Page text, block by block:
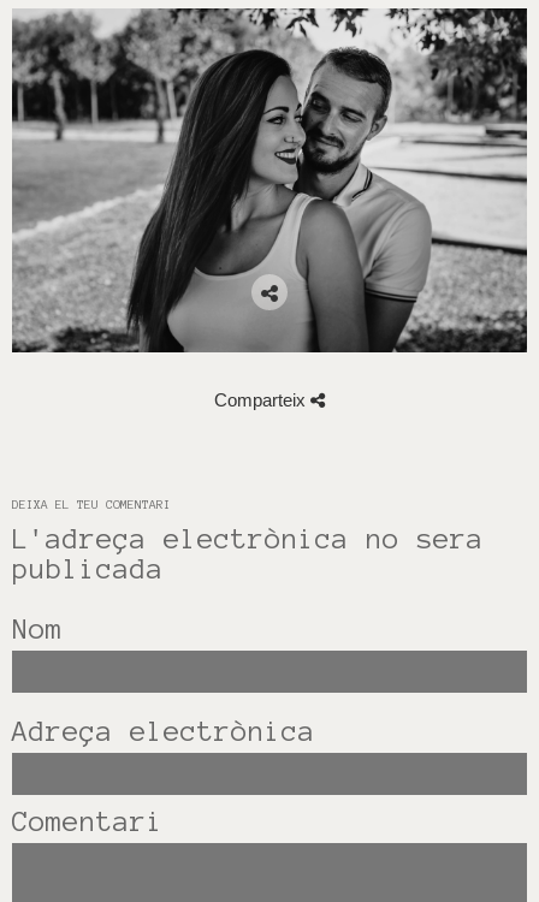
Comparteix
DEIXA EL TEU COMENTARI
L'adreça electrònica no sera
publicada
Nom
Adreça electrònica
Comentari